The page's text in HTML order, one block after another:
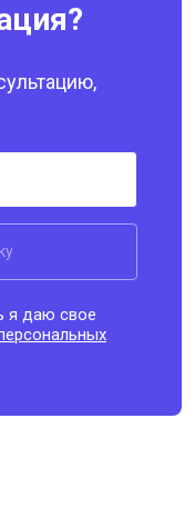
я даю свое